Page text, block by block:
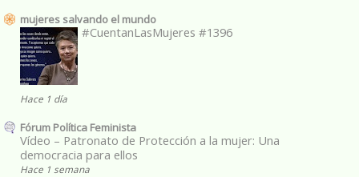
mujeres salvando el mundo
#CuentanLasMujeres #1396
Hace 1 día
Fórum Política Feminista
Vídeo – Patronato de Protección a la mujer: Una
democracia para ellos
Hace 1 semana